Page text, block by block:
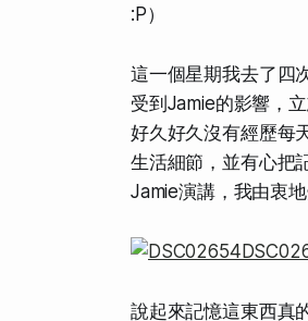
:P）
這一個星期我去了四
受到Jamie的影響，
好久好久沒有經歷每
生活細節，並有心把
Jamie演講，我由衷地
說起來記憶這東西真